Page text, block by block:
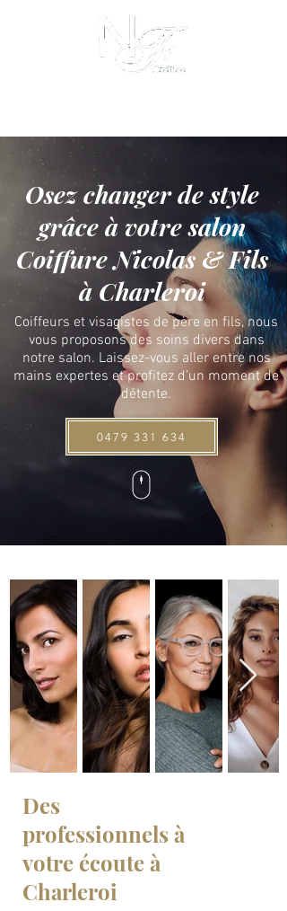
Osez changer de style
grâce à votre salon
Coiffure Nicolas & Fils
à Charleroi
Coiffeurs et visagistes de père en fils, nous
vous proposons des soins divers dans
notre salon. Laissez-vous aller entre nos
mains expertes et profitez d’un moment de
détente.
0479 331 634
Des
professionnels à
votre écoute à
Charleroi